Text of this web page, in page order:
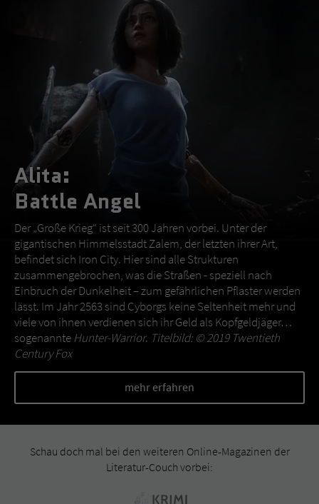
Alita:
Battle Angel
Der „Große Krieg“ ist seit 300 Jahren vorbei. Unter der
gigantischen Himmelsstadt Zalem, der letzten ihrer Art,
befindet sich Iron City. Hier sind alle Strukturen
zusammengebrochen, was die Straßen - speziell nach
Einbruch der Dunkelheit – zum gefährlichen Pflaster werden
lässt. Im Jahr 2563 sind Cyborgs keine Seltenheit mehr und
viele von ihnen verdienen sich ihr Geld als Kopfgeldjäger…
sogenannte Hunter-Warrior. Titelbild: © 2019 Twentieth
Century Fox
mehr erfahren
Schau doch mal bei den weiteren Online-Magazinen der
Literatur-Couch vorbei: